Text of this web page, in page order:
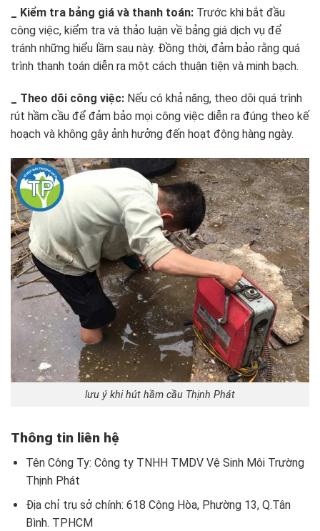
_ Kiểm tra bảng giá và thanh toán: Trước khi bắt đầu
công việc, kiểm tra và thảo luận về bảng giá dịch vụ để
tránh những hiểu lầm sau này. Đồng thời, đảm bảo rằng quá
trình thanh toán diễn ra một cách thuận tiện và minh bạch.
_ Theo dõi công việc: Nếu có khả năng, theo dõi quá trình
rút hầm cầu để đảm bảo mọi công việc diễn ra đúng theo kế
hoạch và không gây ảnh hưởng đến hoạt động hàng ngày.
lưu ý khi hút hầm cầu Thịnh Phát
Thông tin liên hệ
Tên Công Ty: Công ty TNHH TMDV Vệ Sinh Môi Trường
Thịnh Phát
Địa chỉ trụ sở chính: 618 Cộng Hòa, Phường 13, Q.Tân
Bình. TPHCM